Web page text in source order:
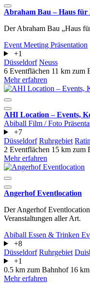
Abraham Bau – Haus
Der Abraham Bau „Haus
Event Meeting Präsentation
+1
Düsseldorf Neuss
6 Eventflächen 11 km zum
Mehr erfahren
AHI Location – Events,
Abiball Film / Foto
+7
Düsseldorf Ruhrgebiet
2 Eventflächen 15 km zum
Mehr erfahren
Angerhof Eventlocation
Der Angerhof
Veranstaltungen aller Art.
Abiball Essen & Trinken
+8
Düsseldorf Ruhrgebiet
+1
0.5 km zum Bahnhof 16
Mehr erfahren